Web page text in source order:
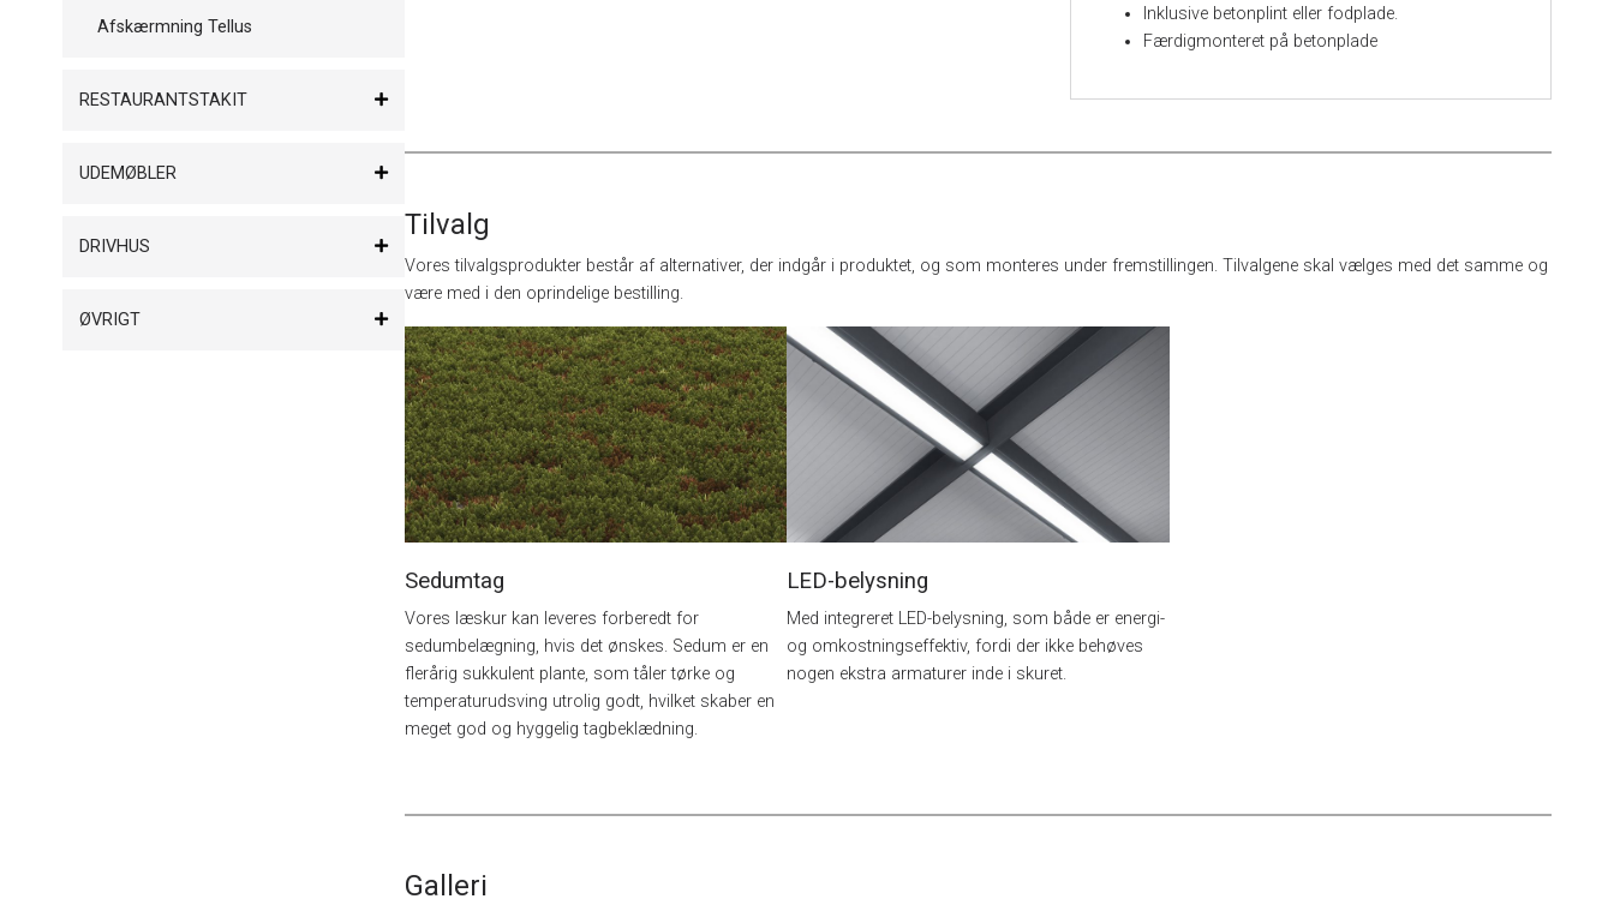
Afskærmning Tellus
RESTAURANTSTAKIT
UDEMØBLER
DRIVHUS
ØVRIGT
Inklusive betonplint eller fodplade.
Færdigmonteret på betonplade
Tilvalg
Vores tilvalgsprodukter består af alternativer, der indgår i produktet, og som monteres under fremstillingen. Tilvalgene skal vælges med det samme og
være med i den oprindelige bestilling.
Sedumtag
Vores læskur kan leveres forberedt for
sedumbelægning, hvis det ønskes. Sedum er en
flerårig sukkulent plante, som tåler tørke og
temperaturudsving utrolig godt, hvilket skaber en
meget god og hyggelig tagbeklædning.
LED-belysning
Med integreret LED-belysning, som både er energi-
og omkostningseffektiv, fordi der ikke behøves
nogen ekstra armaturer inde i skuret.
Galleri